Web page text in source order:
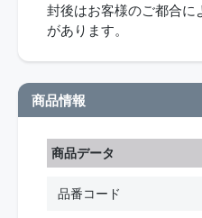
封後はお客様のご都合
があります。
商品情報
商品データ
品番コード